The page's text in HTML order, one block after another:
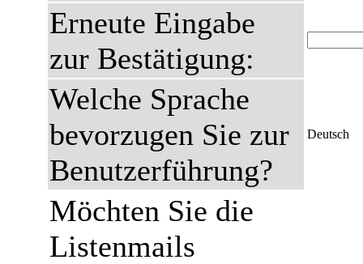
Erneute Eingabe
zur Bestätigung:
Welche Sprache
bevorzugen Sie zur
Benutzerführung?
Deutsch
Möchten Sie die
Listenmails